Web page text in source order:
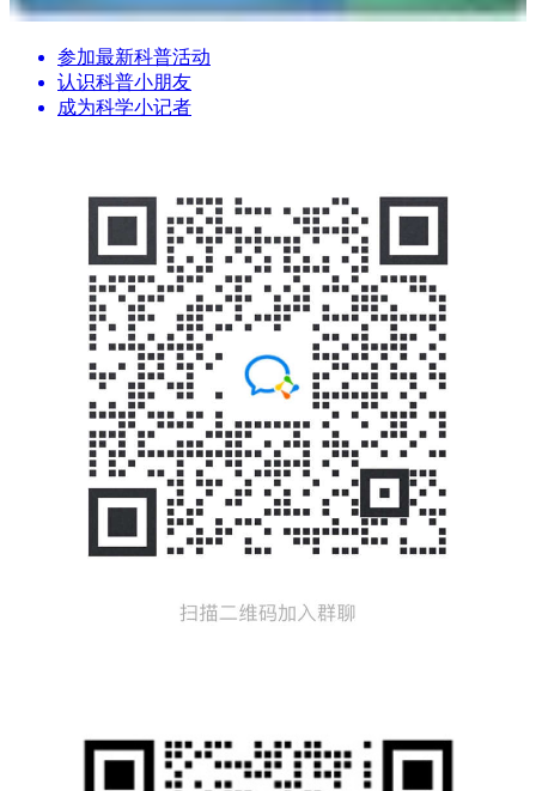
参加最新科普活动
认识科普小朋友
成为科学小记者